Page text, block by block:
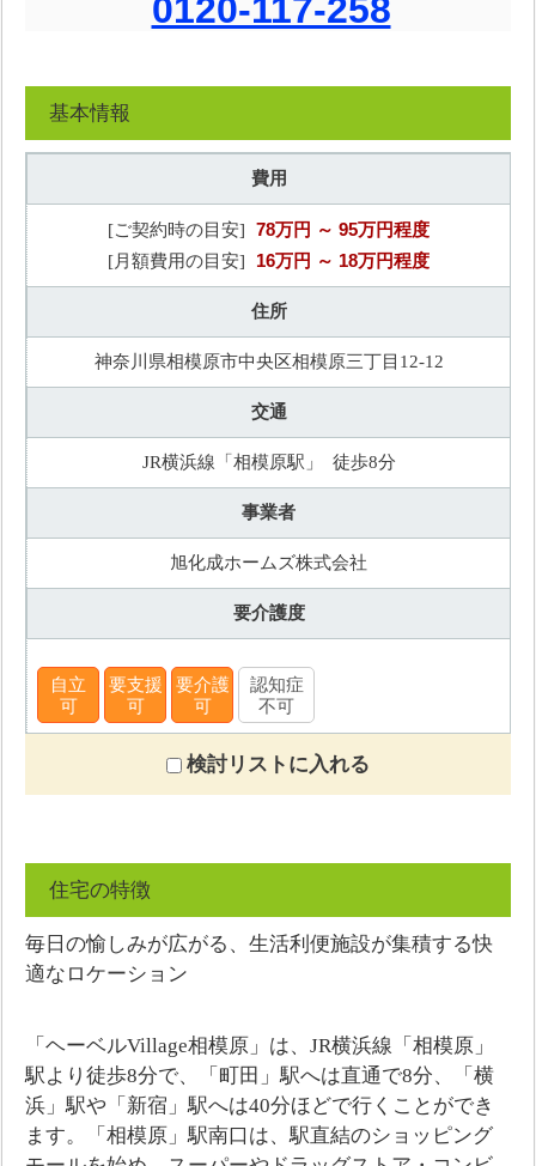
0120-117-258
基本情報
費用
[ご契約時の目安] 78万円 ～ 95万円程度
[月額費用の目安] 16万円 ～ 18万円程度
住所
神奈川県相模原市中央区相模原三丁目12-12
交通
JR横浜線「相模原駅」 徒歩8分
事業者
旭化成ホームズ株式会社
要介護度
自立
可
要支援
可
要介護
可
認知症
不可
検討リストに入れる
住宅の特徴
毎日の愉しみが広がる、生活利便施設が集積する快
適なロケーション
「ヘーベルVillage相模原」は、JR横浜線「相模原」
駅より徒歩8分で、「町田」駅へは直通で8分、「横
浜」駅や「新宿」駅へは40分ほどで行くことができ
ます。「相模原」駅南口は、駅直結のショッピング